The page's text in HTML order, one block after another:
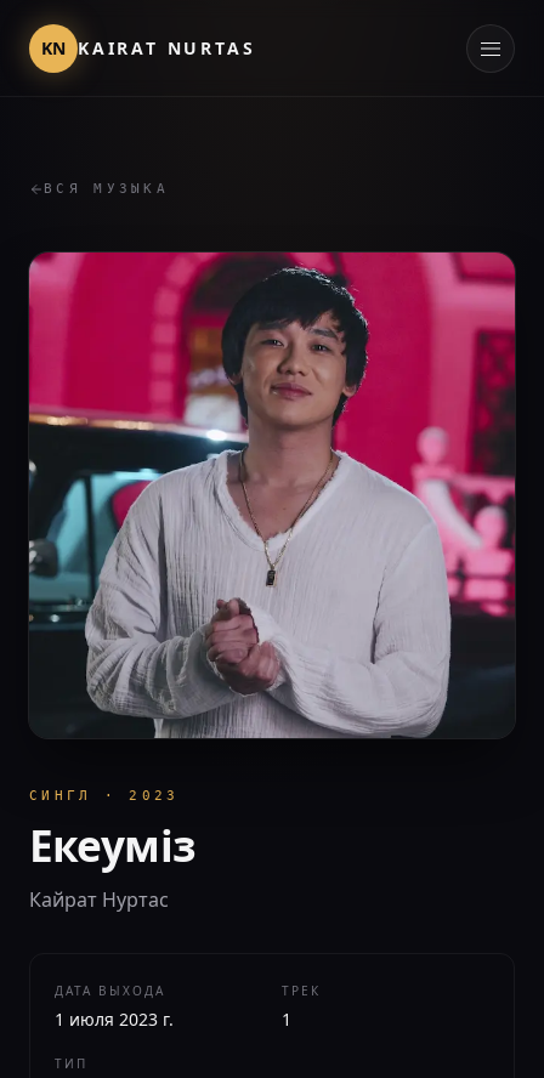
KN KAIRAT NURTAS
ВСЯ МУЗЫКА
СИНГЛ ·2023
Екеуміз
Кайрат Нуртас
ДАТА ВЫХОДА
1 июля 2023 г.
ТРЕК
1
ТИП